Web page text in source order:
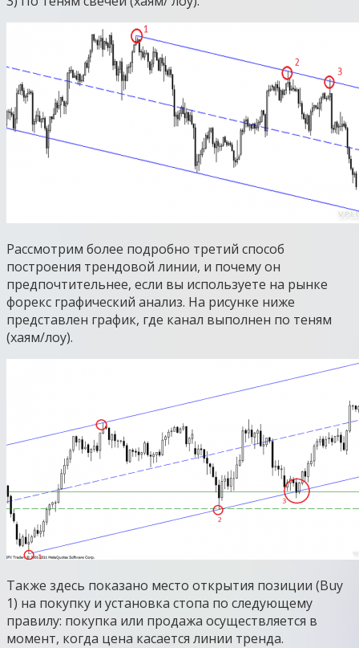
Рассмотрим более подробно третий способ
построения трендовой линии, и почему он
предпочтительнее, если вы используете на рынке
форекс графический анализ. На рисунке ниже
представлен график, где канал выполнен по теням
(хаям/лоу).
Также здесь показано место открытия позиции (Buy
1) на покупку и установка стопа по следующему
правилу: покупка или продажа осуществляется в
момент, когда цена касается линии тренда.